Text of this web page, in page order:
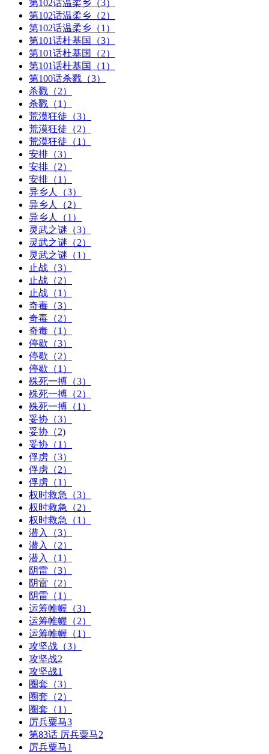
第102话温柔乡（3）
第102话温柔乡（2）
第102话温柔乡（1）
第101话杜基国（3）
第101话杜基国（2）
第101话杜基国（1）
第100话杀戮（3）
杀戮（2）
杀戮（1）
荒漠狂徒（3）
荒漠狂徒（2）
荒漠狂徒（1）
安排（3）
安排（2）
安排（1）
异乡人（3）
异乡人（2）
异乡人（1）
灵武之谜（3）
灵武之谜（2）
灵武之谜（1）
止战（3）
止战（2）
止战（1）
奇毒（3）
奇毒（2）
奇毒（1）
停歇（3）
停歇（2）
停歇（1）
殊死一搏（3）
殊死一搏（2）
殊死一搏（1）
妥协（3）
妥协（2)
妥协（1）
俘虏（3）
俘虏（2）
俘虏（1）
权时救急（3）
权时救急（2）
权时救急（1）
潜入（3）
潜入（2）
潜入（1）
阴雷（3）
阴雷（2）
阴雷（1）
运筹帷幄（3）
运筹帷幄（2）
运筹帷幄（1）
攻坚战（3）
攻坚战2
攻坚战1
圈套（3）
圈套（2）
圈套（1）
厉兵粟马3
第83话 厉兵粟马2
厉兵粟马1